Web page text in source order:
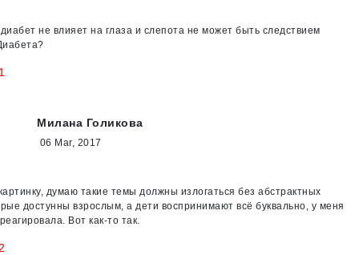
не влияет на глаза и слепота не может быть следствием
Милана Голикова
06 Mar, 2017
думаю такие темы должны излогаться без абстрактных
достунны взрослым, а дети воспринимают всё буквально, у меня
Вот как-то так.